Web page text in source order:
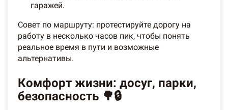
гаражей.
Совет по маршруту: протестируйте дорогу на
работу в несколько часов пик, чтобы понять
реальное время в пути и возможные
альтернативы.
Комфорт жизни: досуг, парки,
безопасность 🌳🔒